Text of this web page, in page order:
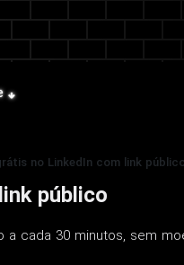
no LinkedIn com link público
público
a cada 30 minutos, sem